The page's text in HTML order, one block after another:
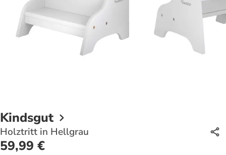
Kindsgut
Holztritt in Hellgrau
59,99 €